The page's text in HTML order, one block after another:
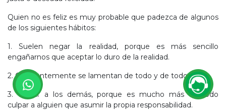
Quien no es feliz es muy probable que padezca de algunos
de los siguientes hábitos:
1. Suelen negar la realidad, porque es más sencillo
engañarnos que aceptar lo duro de la realidad.
2. Constantemente se lamentan de todo y de todos.
3. Culpar a los demás, porque es mucho más cómodo
culpar a alguien que asumir la propia responsabilidad.